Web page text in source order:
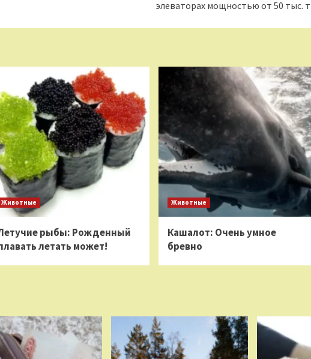
элеваторах мощностью от 50 тыс. т
Животные
рыбы: Рожденный
летать может!
Животные
Кашалот: Очень умное
бревно